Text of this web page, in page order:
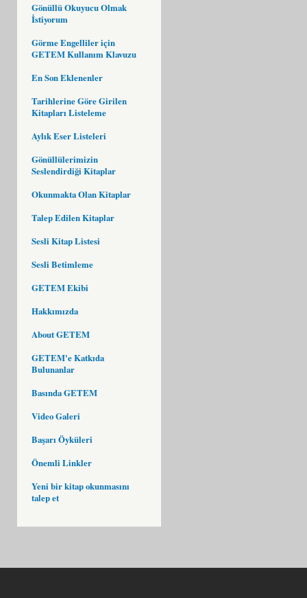
Gönüllü Okuyucu Olmak
İstiyorum
Görme Engelliler için
GETEM Kullanım Klavuzu
En Son Eklenenler
Tarihlerine Göre Girilen
Kitapları Listeleme
Aylık Eser Listeleri
Gönüllülerimizin
Seslendirdiği Kitaplar
Okunmakta Olan Kitaplar
Talep Edilen Kitaplar
Sesli Kitap Listesi
Sesli Betimleme
GETEM Ekibi
Hakkımızda
About GETEM
GETEM'e Katkıda
Bulunanlar
Basında GETEM
Video Galeri
Başarı Öyküleri
Önemli Linkler
Yeni bir kitap okunmasını
talep et